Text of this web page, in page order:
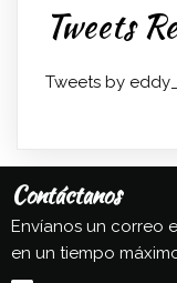
Tweets
Tweets by
Contáctanos
Envíanos un correo
en un tiempo